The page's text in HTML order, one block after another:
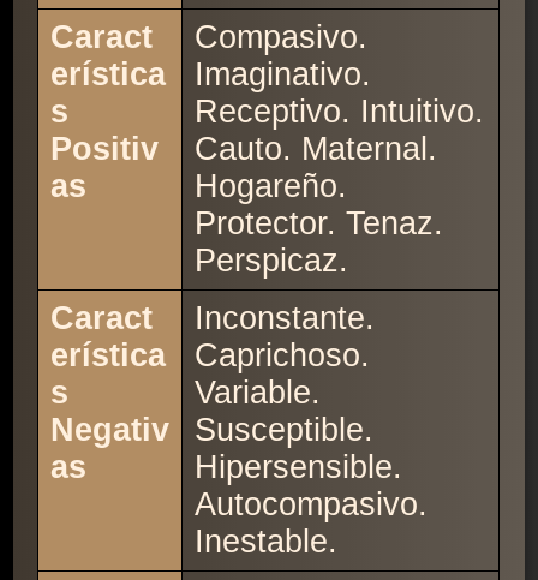
Caract
erística
s
Positiv
as
Compasivo.
Imaginativo.
Receptivo. Intuitivo.
Cauto. Maternal.
Hogareño.
Protector. Tenaz.
Perspicaz.
Caract
erística
s
Negativ
as
Inconstante.
Caprichoso.
Variable.
Susceptible.
Hipersensible.
Autocompasivo.
Inestable.